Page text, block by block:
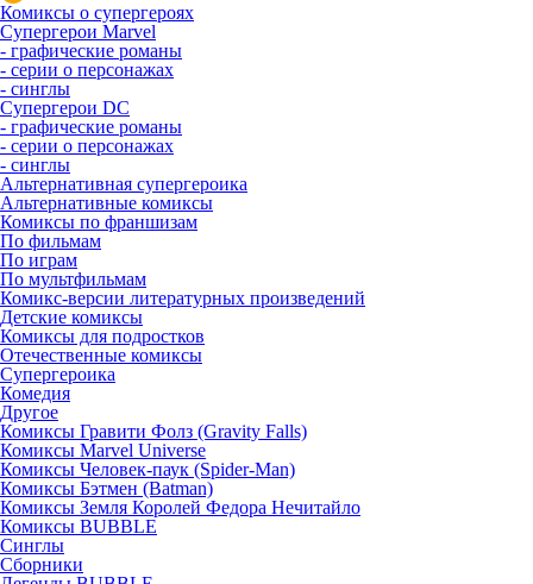
Комиксы о супергероях
Супергерои Marvel
- графические романы
- серии о персонажах
- синглы
Супергерои DC
- графические романы
- серии о персонажах
- синглы
Альтернативная супергероика
Альтернативные комиксы
Комиксы по франшизам
По фильмам
По играм
По мультфильмам
Комикс-версии литературных произведений
Детские комиксы
Комиксы для подростков
Отечественные комиксы
Супергероика
Комедия
Другое
Комиксы Гравити Фолз (Gravity Falls)
Комиксы Marvel Universe
Комиксы Человек-паук (Spider-Man)
Комиксы Бэтмен (Batman)
Комиксы Земля Королей Федора Нечитайло
Комиксы BUBBLE
Синглы
Сборники